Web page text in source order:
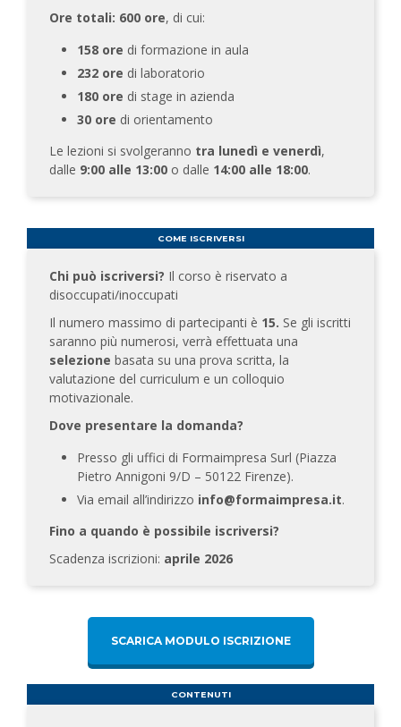
Ore totali: 600 ore, di cui:
158 ore di formazione in aula
232 ore di laboratorio
180 ore di stage in azienda
30 ore di orientamento
Le lezioni si svolgeranno tra lunedì e venerdì,
dalle 9:00 alle 13:00 o dalle 14:00 alle 18:00.
COME ISCRIVERSI
Chi può iscriversi? Il corso è riservato a
disoccupati/inoccupati
Il numero massimo di partecipanti è 15. Se gli iscritti
saranno più numerosi, verrà effettuata una
selezione basata su una prova scritta, la
valutazione del curriculum e un colloquio
motivazionale.
Dove presentare la domanda?
Presso gli uffici di Formaimpresa Surl (Piazza
Pietro Annigoni 9/D – 50122 Firenze).
Via email all’indirizzo info@formaimpresa.it.
Fino a quando è possibile iscriversi?
Scadenza iscrizioni: aprile 2026
SCARICA MODULO ISCRIZIONE
CONTENUTI